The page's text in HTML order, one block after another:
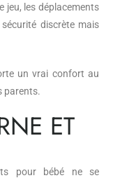
jeu, les déplacements
discrète mais
un vrai confort au
parents.
ET
pour bébé ne se